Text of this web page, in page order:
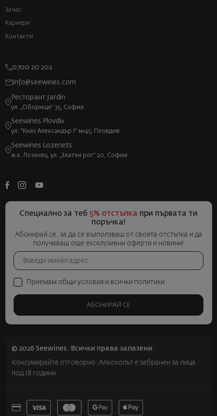
За нас
Кариери
Контакти
0700 20 202
info@seewines.com
Ресторант Jardin
ул. „Оборище“ 35, София
Seewines Plovdiv
ул. "Княз Александър I" №45, Пловдив
Seewines Lozenets
ж.к. Лозенец, ул. „Златен рог“ 20, София
Специално за теб 5% отстъпка при първата ти
поръчка!
Абонирай се, за да се възползваш от своята отстъпка и да
получаваш още ексклузивни оферти и новини!
Приемам общи условия и всички политики
АБОНИРАЙ СЕ
© 2026 Seewines. Всички права запазени.
Консумирайте отговорно. Алкохолът е забранен за лица
под 18 години.